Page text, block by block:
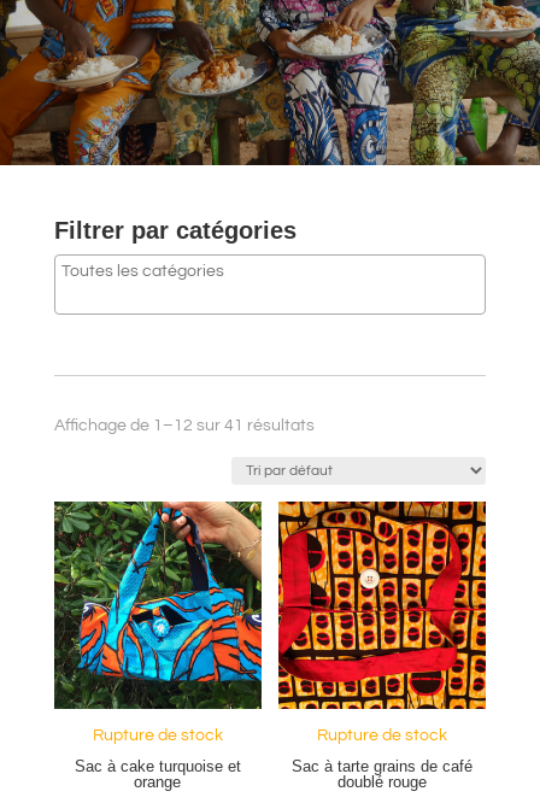
Filtrer par catégories
Affichage de 1–12 sur 41 résultats
Rupture de stock
Sac à cake turquoise et
orange
Rupture de stock
Sac à tarte grains de café
doublé rouge